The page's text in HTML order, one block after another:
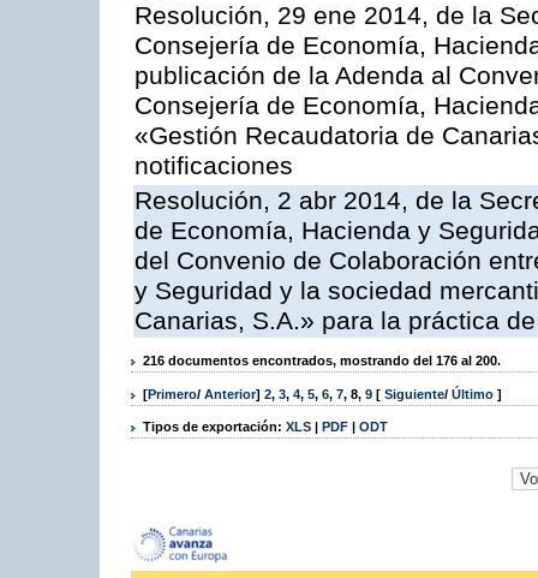
Resolución, 29 ene 2014, de la
Consejería de Economía,
publicación de la Adenda al
Consejería de Economía,
«Gestión Recaudatoria de
notificaciones
Resolución, 2 abr 2014, de la
de Economía, Hacienda y
del Convenio de Colaboración
y Seguridad y la sociedad
Canarias, S.A.» para la práctica
216 documentos encontrados, mostrando del 176 al 200.
[Primero/ Anterior] 2, 3, 4, 5, 6, 7, 8, 9 [ Siguiente/ Último ]
Tipos de exportación: XLS | PDF | ODT